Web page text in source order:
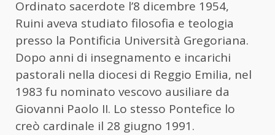
Ordinato sacerdote l’8 dicembre 1954,
Ruini aveva studiato filosofia e teologia
presso la Pontificia Università Gregoriana.
Dopo anni di insegnamento e incarichi
pastorali nella diocesi di Reggio Emilia, nel
1983 fu nominato vescovo ausiliare da
Giovanni Paolo II. Lo stesso Pontefice lo
creò cardinale il 28 giugno 1991.